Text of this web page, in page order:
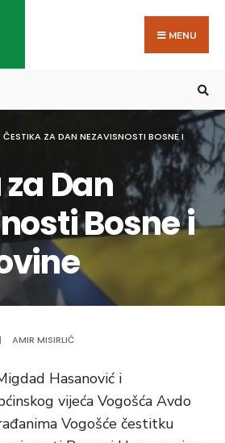
MENU
ČESTIKA ZA DAN NEZAVISNOSTI BOSNE I
Dan
Bosne i
| AMIR MISIRLIĆ
Hasanović i
vijeća Vogošća Avdo
Vogošće čestitku